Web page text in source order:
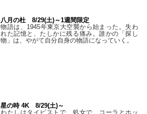
八月の杜 8/29(土)～1週間限定
物語は、1945年東京大空襲から始まった。失わ
れた記憶と、たしかに残る痛み。誰かの「探し
物」は、やがて自分自身の物語になっていく。
星の時 4K 8/29(土)～
わたしはタイピストで、処⼥で、コーラとホッ